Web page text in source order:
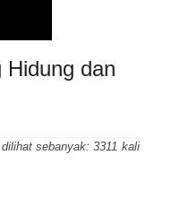
Hidung dan
dilihat sebanyak: 3311